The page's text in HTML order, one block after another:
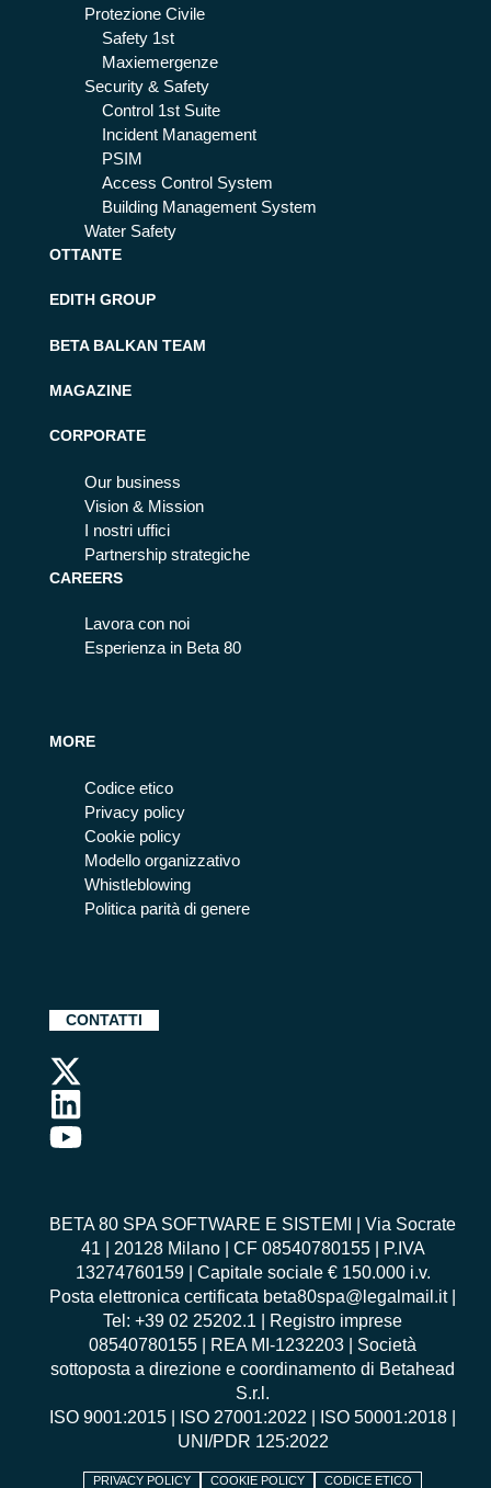
Protezione Civile
Safety 1st
Maxiemergenze
Security & Safety
Control 1st Suite
Incident Management
PSIM
Access Control System
Building Management System
Water Safety
OTTANTE
EDITH GROUP
BETA BALKAN TEAM
MAGAZINE
CORPORATE
Our business
Vision & Mission
I nostri uffici
Partnership strategiche
CAREERS
Lavora con noi
Esperienza in Beta 80
MORE
Codice etico
Privacy policy
Cookie policy
Modello organizzativo
Whistleblowing
Politica parità di genere
CONTATTI
BETA 80 SPA SOFTWARE E SISTEMI | Via Socrate
41 | 20128 Milano | CF 08540780155 | P.IVA
13274760159 | Capitale sociale € 150.000 i.v.
Posta elettronica certificata beta80spa@legalmail.it |
Tel: +39 02 25202.1 | Registro imprese
08540780155 | REA MI-1232203 | Società
sottoposta a direzione e coordinamento di Betahead
S.r.l.
ISO 9001:2015
ISO 27001:2022 ISO 50001:2018
UNI/PDR 125:2022
PRIVACY POLICY COOKIE POLICY CODICE ETICO